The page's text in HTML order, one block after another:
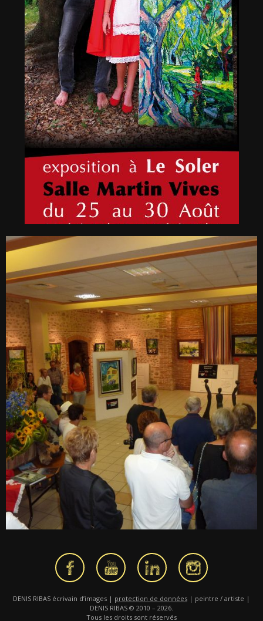
DENIS RIBAS écrivain d’images | protection de données | peintre / artiste |
DENIS RIBAS © 2010 – 2026.
Tous les droits sont réservés